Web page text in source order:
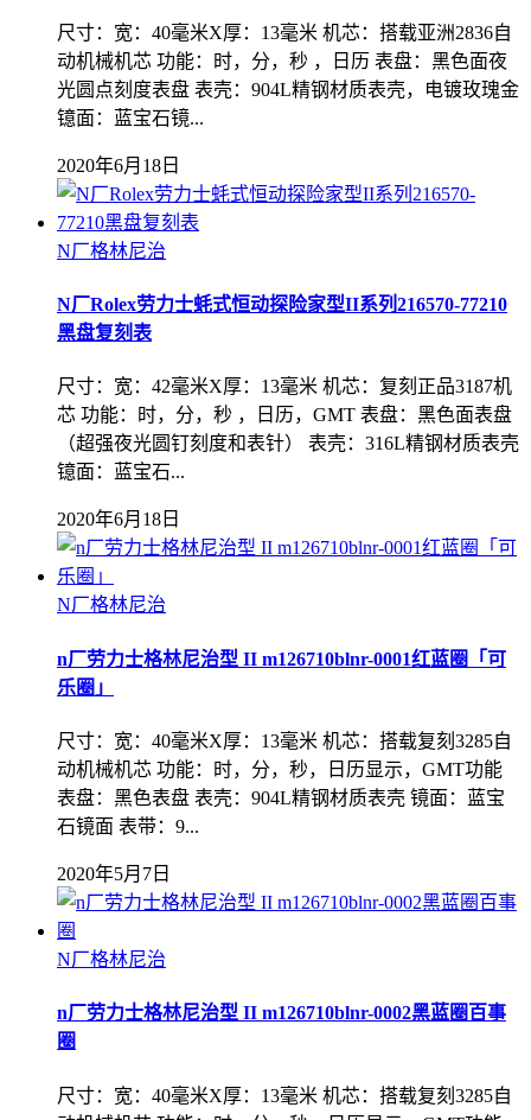
尺寸：宽：40毫米X厚：13毫米 机芯：搭载亚洲2836自
动机械机芯 功能：时，分，秒 ，日历 表盘：黑色面夜
光圆点刻度表盘 表壳：904L精钢材质表壳，电镀玫瑰金
镱面：蓝宝石镜...
2020年6月18日
N厂格林尼治
N厂Rolex劳力士蚝式恒动探险家型II系列216570-77210
黑盘复刻表
尺寸：宽：42毫米X厚：13毫米 机芯：复刻正品3187机
芯 功能：时，分，秒 ，日历，GMT 表盘：黑色面表盘
（超强夜光圆钉刻度和表针） 表壳：316L精钢材质表壳
镱面：蓝宝石...
2020年6月18日
N厂格林尼治
n厂劳力士格林尼治型 II m126710blnr-0001红蓝圈「可
乐圈」
尺寸：宽：40毫米X厚：13毫米 机芯：搭载复刻3285自
动机械机芯 功能：时，分，秒，日历显示，GMT功能
表盘：黑色表盘 表壳：904L精钢材质表壳 镜面：蓝宝
石镜面 表带：9...
2020年5月7日
N厂格林尼治
n厂劳力士格林尼治型 II m126710blnr-0002黑蓝圈百事
圈
尺寸：宽：40毫米X厚：13毫米 机芯：搭载复刻3285自